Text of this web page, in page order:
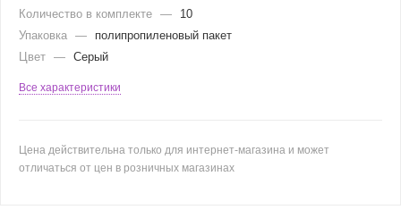
Количество в комплекте —
10
Упаковка —
полипропиленовый пакет
Цвет — Серый
Все характеристики
Цена действительна только для интернет-магазина и может
отличаться от цен в розничных магазинах